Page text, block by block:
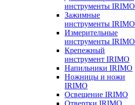
инструменты IRIMO
Зажимные
инструменты IRIMO
Измерительные
инструменты IRIMO
Крепежный
инструмент IRIMO
Напильники IRIMO
Ножницы и ножи
IRIMO
Освещение IRIMO
Отвертки IRIMO